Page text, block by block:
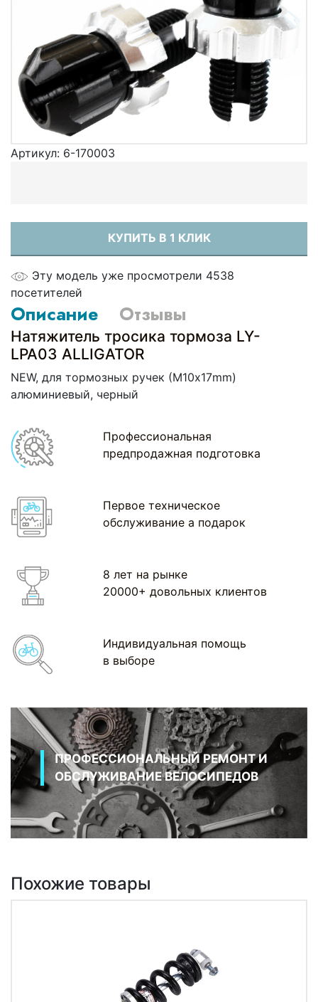
Артикул: 6-170003
КУПИТЬ В 1 КЛИК
Эту модель уже просмотрели 4538
посетителей
Описание Отзывы
Натяжитель тросика тормоза LY-
LPA03 ALLIGATOR
NEW, для тормозных ручек (М10x17mm)
алюминиевый, черный
Профессиональная
предпродажная подготовка
Первое техническое
обслуживание а подарок
8 лет на рынке
20000+ довольных клиентов
Индивидуальная помощь
в выборе
ПРОФЕССИОНАЛЬНЫЙ РЕМОНТ И
ОБСЛУЖИВАНИЕ ВЕЛОСИПЕДОВ
Похожие товары